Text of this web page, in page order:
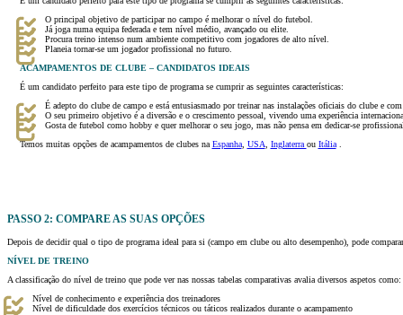
O principal objetivo de participar no campo é melhorar o nível do futebol.
Já joga numa equipa federada e tem nível médio, avançado ou elite.
Procura treino intenso num ambiente competitivo com jogadores de alto nível.
Planeia tornar-se um jogador profissional no futuro.
ACAMPAMENTOS DE CLUBE – CANDIDATOS IDEAIS
É um candidato perfeito para este tipo de programa se cumprir as seguintes características:
É adepto do clube de campo e está entusiasmado por treinar nas instalações oficiais do clube e
O seu primeiro objetivo é a diversão e o crescimento pessoal, vivendo uma experiência
Gosta de futebol como hobby e quer melhorar o seu jogo, mas não pensa em dedicar-se
Temos muitas opções de acampamentos de clubes na Espanha, USA Inglaterra ou Itália.
PASSO 2: COMPARE AS SUAS OPÇÕES
Depois de decidir qual o tipo de programa ideal para si (campo em clube ou alto desempenho), pode
NÍVEL DE TREINO
A classificação do nível de treino que pode ver nas nossas tabelas comparativas avalia diversos aspetos como:
Nível de conhecimento e experiência dos treinadores
Nível de dificuldade dos exercícios técnicos ou táticos realizados durante o acampamento